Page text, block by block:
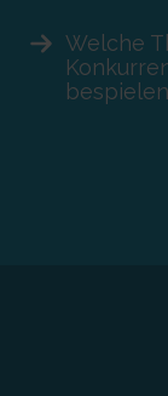
Welche